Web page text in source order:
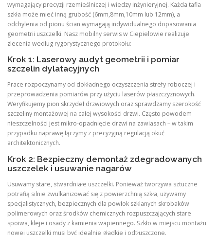
wymagający precyzji rzemieślniczej i wiedzy inżynieryjnej. Każda tafla
szkła może mieć inną grubość (6mm,8mm,10mm lub 12mm), a
odchylenia od pionu ścian wymagają indywidualnego dopasowania
geometrii uszczelki. Nasz mobilny serwis w Ciepielowie realizuje
zlecenia według rygorystycznego protokołu:
Krok 1: Laserowy audyt geometrii i pomiar
szczelin dylatacyjnych
Prace rozpoczynamy od dokładnego oczyszczenia strefy roboczej i
przeprowadzenia pomiarów przy użyciu laserów płaszczyznowych.
Weryfikujemy pion skrzydeł drzwiowych oraz sprawdzamy szerokość
szczeliny montażowej na całej wysokości drzwi. Często powodem
nieszczelności jest mikro-opadnięcie drzwi na zawiasach – w takim
przypadku naprawę łączymy z precyzyjną regulacją okuć
architektonicznych.
Krok 2: Bezpieczny demontaż zdegradowanych
uszczelek i usuwanie nagarów
Usuwamy stare, stwardniałe uszczelki. Ponieważ tworzywa sztuczne
potrafią silnie zwulkanizować się z powierzchnią szkła, używamy
specjalistycznych, bezpiecznych dla powłok szklanych skrobaków
polimerowych oraz środków chemicznych rozpuszczających stare
spoiwa, kleje i osady z kamienia wapiennego. Szkło w miejscu montażu
nowej uszczelki musi być idealnie gładkie i odtłuszczone.